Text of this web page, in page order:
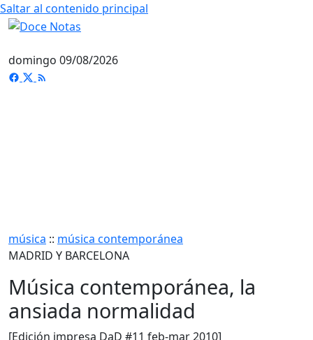
Saltar al contenido principal
domingo 09/08/2026
música :: música contemporánea
MADRID Y BARCELONA
Música contemporánea, la
ansiada normalidad
[Edición impresa DaD #11 feb-mar 2010]